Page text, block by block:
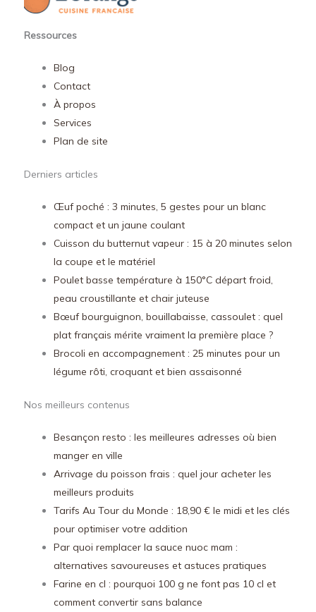
Ressources
Blog
Contact
À propos
Services
Plan de site
Derniers articles
Œuf poché : 3 minutes, 5 gestes pour un blanc
compact et un jaune coulant
Cuisson du butternut vapeur : 15 à 20 minutes selon
la coupe et le matériel
Poulet basse température à 150°C départ froid,
peau croustillante et chair juteuse
Bœuf bourguignon, bouillabaisse, cassoulet : quel
plat français mérite vraiment la première place ?
Brocoli en accompagnement : 25 minutes pour un
légume rôti, croquant et bien assaisonné
Nos meilleurs contenus
Besançon resto : les meilleures adresses où bien
manger en ville
Arrivage du poisson frais : quel jour acheter les
meilleurs produits
Tarifs Au Tour du Monde : 18,90 € le midi et les clés
pour optimiser votre addition
Par quoi remplacer la sauce nuoc mam :
alternatives savoureuses et astuces pratiques
Farine en cl : pourquoi 100 g ne font pas 10 cl et
comment convertir sans balance